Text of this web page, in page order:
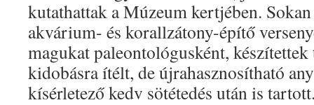
kutathattak a Múzeum kertjében.
akvárium- és korallzátony-építő
magukat paleontológusként,
kidobásra ítélt, de újrahasznosítható
kísérletező kedv sötétedés után is